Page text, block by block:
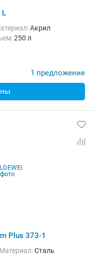
L
Материал:Акрил
250 л
1 предложение
Plus 373-1
Материал:Сталь